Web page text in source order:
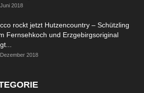
2018
rockt jetzt Hutzencountry – Schützling
Fernsehkoch und Erzgebirgsoriginal
2018